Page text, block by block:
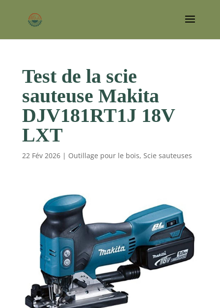
Test de la scie
sauteuse Makita
DJV181RT1J 18V
LXT
22 Fév 2026| Outillage pour le bois, Scie sauteuses